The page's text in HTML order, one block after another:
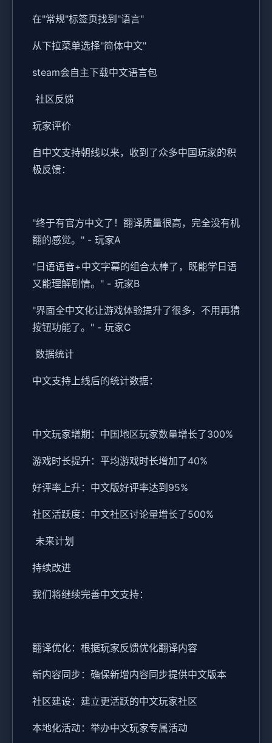
在"常规"标签页找到"语言"
从下拉菜单选择"简体中文"
steam会自主下载中文语言包
社区反馈
玩家评价
自中文支持朝线以来，收到了众多中国玩家的积
极反馈：
"终于有官方中文了！翻译质量很高，完全没有机
翻的感觉。" - 玩家A
"日语语音+中文字幕的组合太棒了，既能学日语
又能理解剧情。" - 玩家B
"界面全中文化让游戏体验提升了很多，不用再猜
按钮功能了。" - 玩家C
数据统计
中文支持上线后的统计数据：
中文玩家增期：中国地区玩家数量增长了300%
游戏时长提升：平均游戏时长增加了40%
好评率上升：中文版好评率达到95%
社区活跃度：中文社区讨论量增长了500%
未来计划
持续改进
我们将继续完善中文支持：
翻译优化：根据玩家反馈优化翻译内容
新内容同步：确保新增内容同步提供中文版本
社区建设：建立更活跃的中文玩家社区
本地化活动：举办中文玩家专属活动